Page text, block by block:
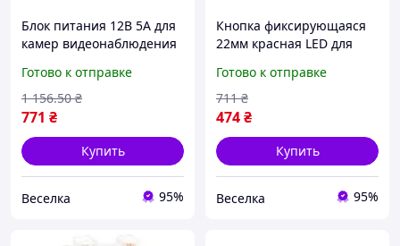
Блок питания 12В 5А для
камер видеонаблюдения
питания для систем
безопасности FLAME
Готово к отправке
771 ₴
1 156.50 ₴
Купить
Веселка 95%
Кнопка фиксирующаяся
22мм красная LED для
безопасности и DIY
проектов 12-24В FLAME
Готово к отправке
474₴
711 ₴
Купить
Веселка 95%